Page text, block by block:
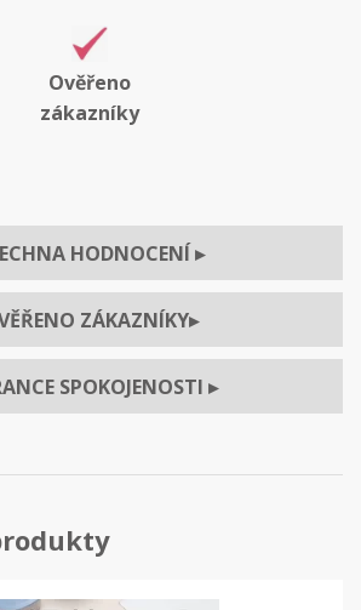
Ověřeno
zákazníky
HODNOCENÍ▸
ZÁKAZNÍKY▸
SPOKOJENOSTI ▸